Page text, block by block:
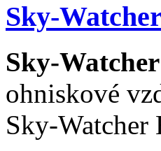
Sky-
Sky-
ohniskové
Sky-Watcher